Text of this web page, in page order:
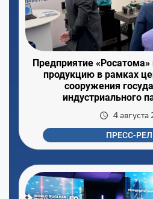
Предприятие
продукцию в рамках
сооружения
индустриального
4 августа
ПРЕСС-